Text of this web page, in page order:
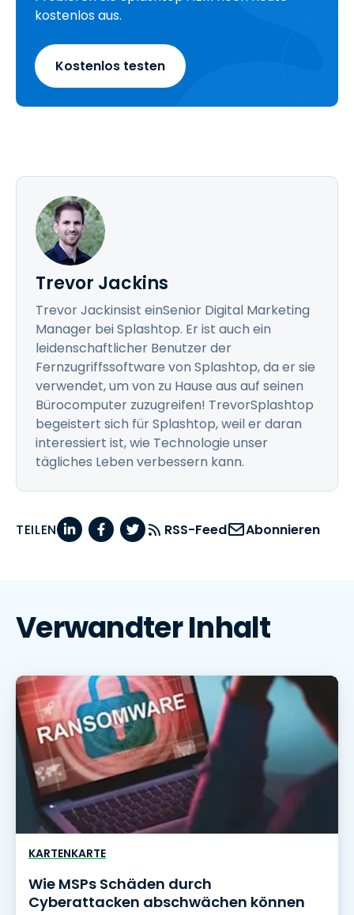
kostenlos aus.
Kostenlos testen
Trevor Jackins
Trevor Jackinsist einSenior Digital Marketing
Manager bei Splashtop. Er ist auch ein
leidenschaftlicher Benutzer der
Fernzugriffssoftware von Splashtop, da er sie
verwendet, um von zu Hause aus auf seinen
Bürocomputer zuzugreifen! TrevorSplashtop
begeistert sich für Splashtop, weil er daran
interessiert ist, wie Technologie unser
tägliches Leben verbessern kann.
TEILEN RSS-Feed Abonnieren
Verwandter Inhalt
KARTENKARTE
Wie MSPs Schäden durch
Cyberattacken abschwächen können